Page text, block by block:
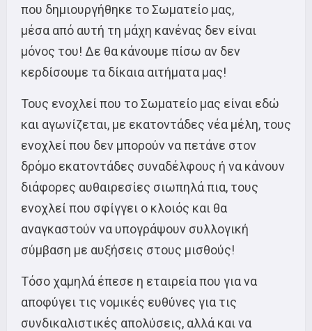
που δημιουργήθηκε το Σωματείο μας,
μέσα από αυτή τη μάχη κανένας δεν είναι
μόνος του! Δε θα κάνουμε πίσω αν δεν
κερδίσουμε τα δίκαια αιτήματα μας!
Τους ενοχλεί που το Σωματείο μας είναι εδώ
και αγωνίζεται, με εκατοντάδες νέα μέλη, τους
ενοχλεί που δεν μπορούν να πετάνε στον
δρόμο εκατοντάδες συναδέλφους ή να κάνουν
διάφορες αυθαιρεσίες σιωπηλά πια, τους
ενοχλεί που σφίγγει ο κλοιός και θα
αναγκαστούν να υπογράψουν συλλογική
σύμβαση με αυξήσεις στους μισθούς!
Τόσο χαμηλά έπεσε η εταιρεία που για να
αποφύγει τις νομικές ευθύνες για τις
συνδικαλιστικές απολύσεις, αλλά και να